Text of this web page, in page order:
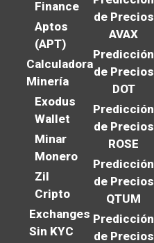
Finance
Aptos
(APT)
Calculadora
Minería
Exodus
Wallet
Minar
Monero
Zil
Cripto
Exchanges
Sin KYC
de Precios
AVAX
Predicción
de Precios
DOT
Predicción
de Precios
ROSE
Predicción
de Precios
QTUM
Predicción
de Precios